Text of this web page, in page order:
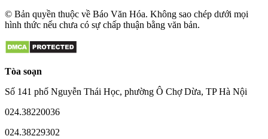
© Bản quyền thuộc về Báo Văn Hóa. Không sao chép dưới mọi
hình thức nếu chưa có sự chấp thuận bằng văn bản.
Tòa soạn
Số 141 phố Nguyễn Thái Học, phường Ô Chợ Dừa, TP Hà Nội
024.38220036
024.38229302